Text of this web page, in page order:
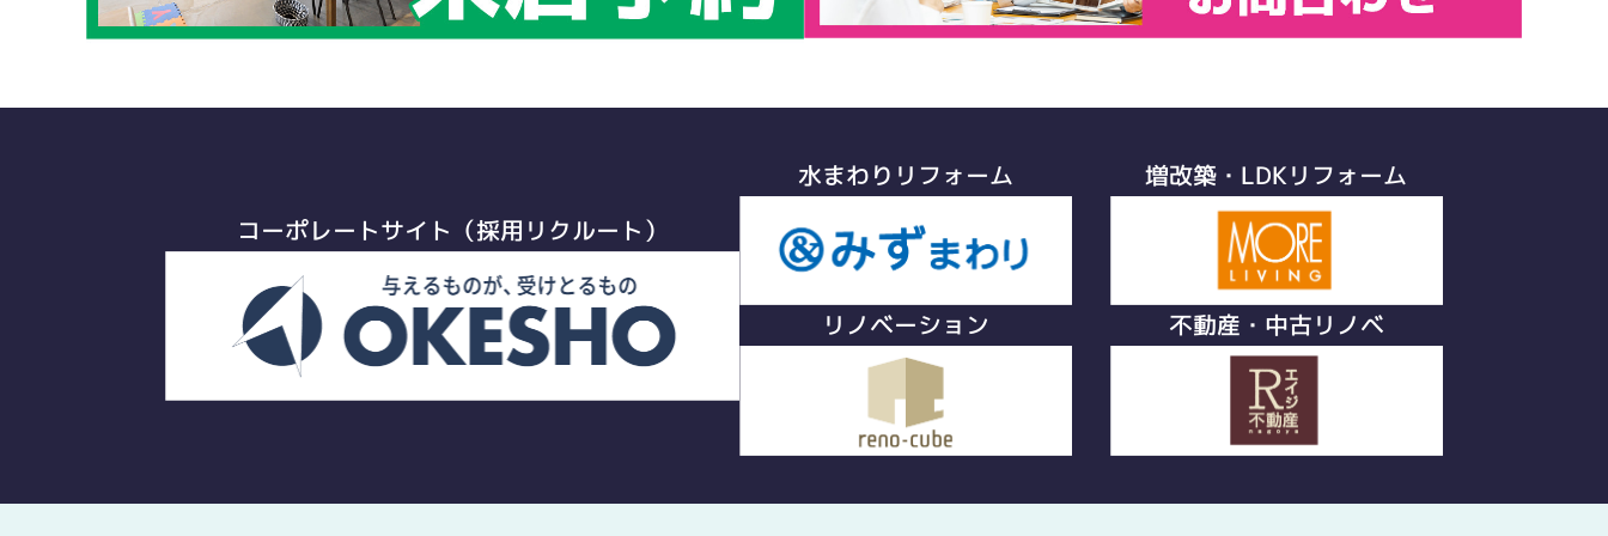
コーポレートサイト（採用リクルート）
水まわりリフォーム 増改築・LDKリフォーム
リノベーション 不動産・中古リノベ